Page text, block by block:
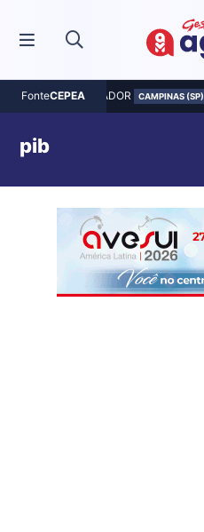
FonteCEPEA
MILHO - INDICADOR CAMPINAS (SP)
pib